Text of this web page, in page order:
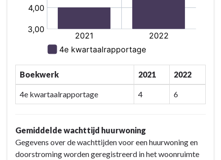
Boekwerk 2021 2022
4e kwartaalrapportage 4 6
Gemiddelde wachttijd huurwoning
Gegevens over de wachttijden voor een huurwoning en
doorstroming worden geregistreerd in het woonruimte